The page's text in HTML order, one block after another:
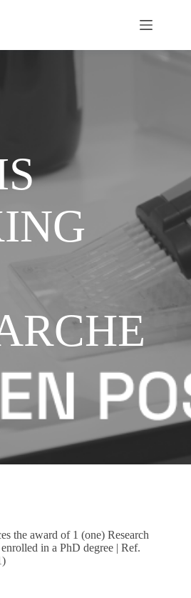
the award of 1 (one) Research
in a PhD degree | Ref.